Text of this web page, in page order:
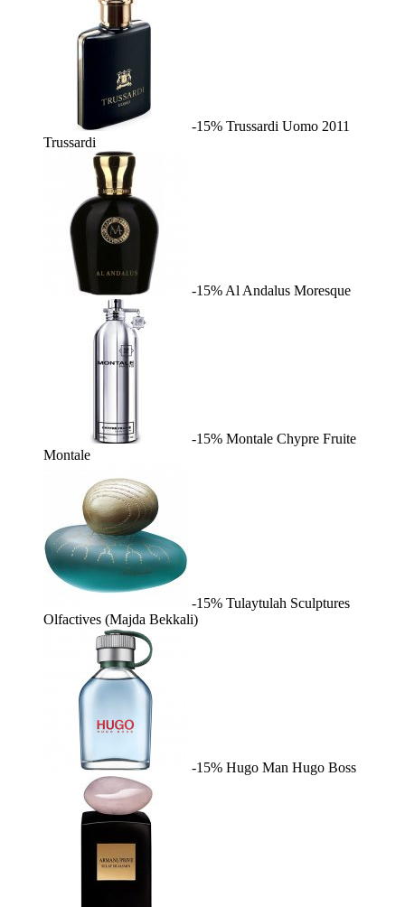
-15% Trussardi Uomo 2011
Trussardi
-15% Al Andalus Moresque
-15% Montale Chypre Fruite
Montale
-15% Tulaytulah Sculptures
Olfactives (Majda Bekkali)
-15% Hugo Man Hugo Boss